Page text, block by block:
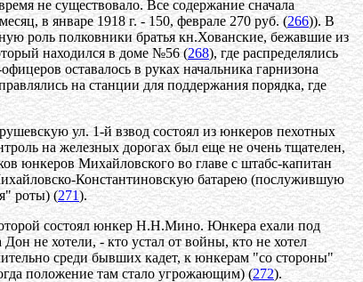
не существовало. Все содержание сначала
в январе 1918 г. - 150, феврале 270 руб. (266)). В
роль полковники братья кн.Хованские, бежавшие из
находился в доме №56 (268), где распределялись
оставалось в руках начальника гарнизона
на станции для поддержания порядка, где
ул. 1-й взвод состоял из юнкеров пехотных
на железных дорогах был еще не очень тщателен,
юнкеров Михайловского во главе с штабс-капитан
Константиновскую батарею (послужившую
роты) (271).
состоял юнкер Н.Н.Мино. Юнкера ехали под
не хотели, - кто устал от войны, кто не хотел
среди бывших кадет, к юнкерам "со стороны"
положение там стало угрожающим) (272).